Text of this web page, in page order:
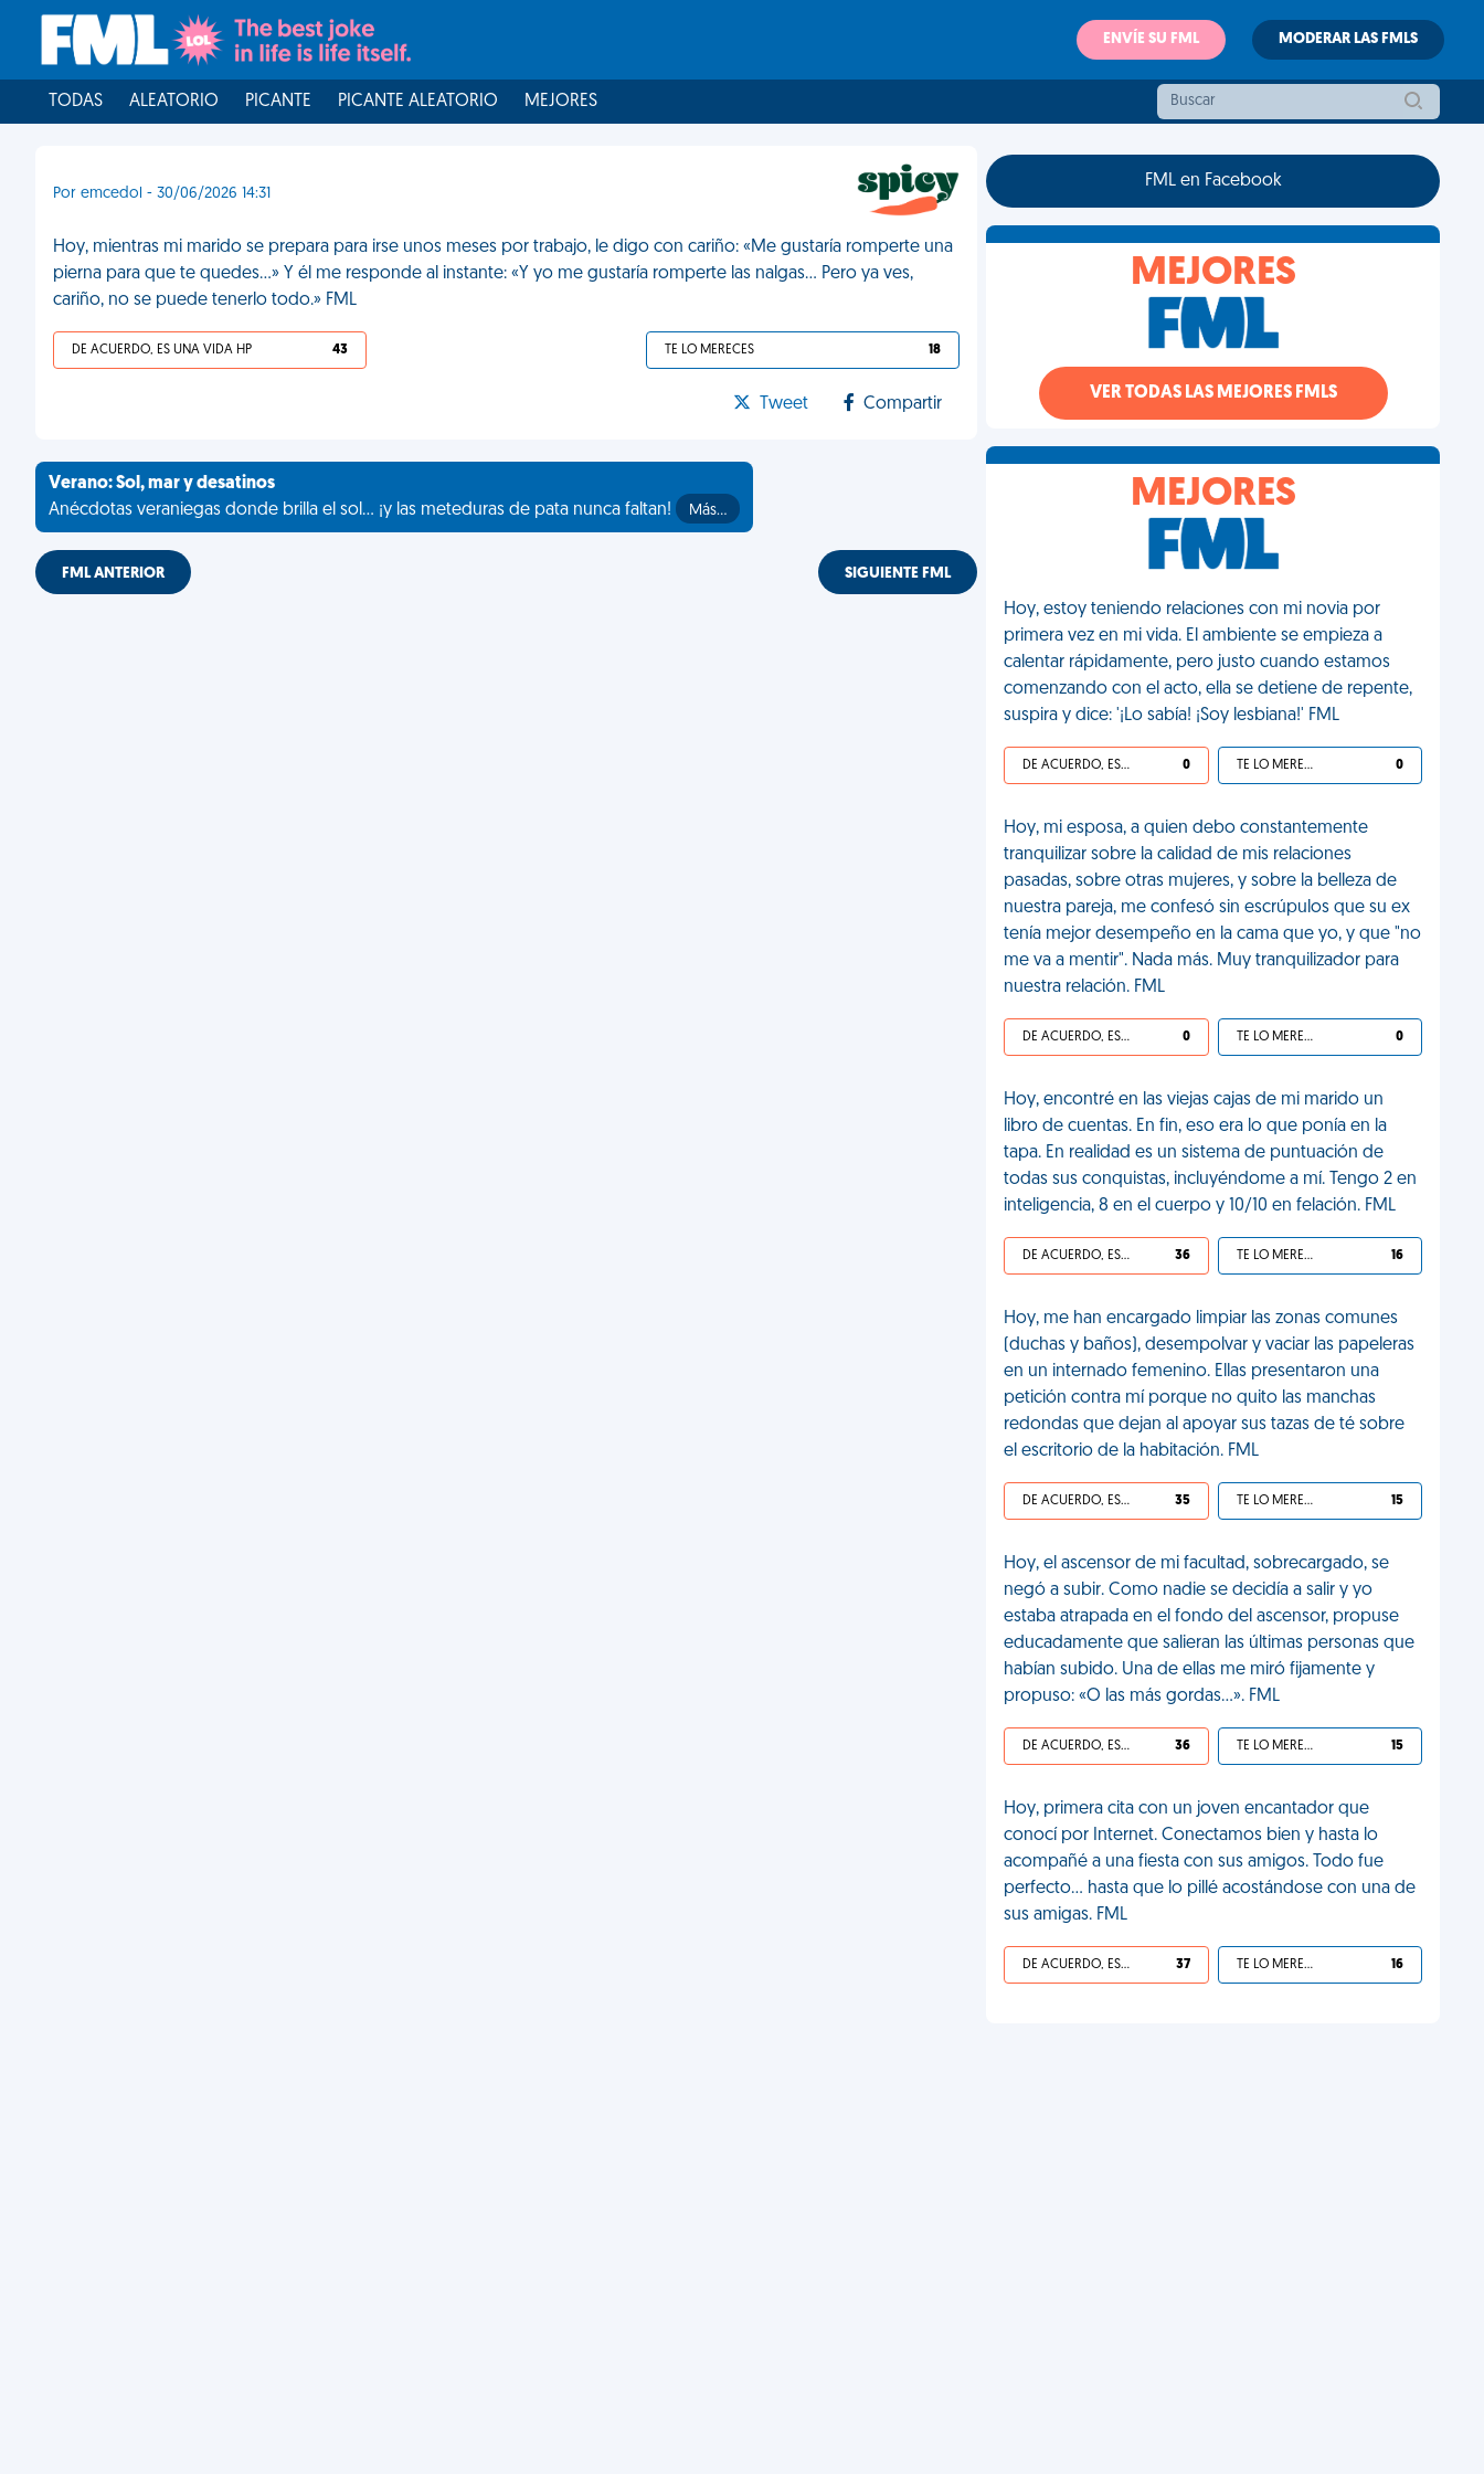
ENVÍE SU FML MODERAR LAS FMLS
TODAS ALEATORIO PICANTE PICANTE ALEATORIO MEJORES
Por emcedol - 30/06/2026 14:31
Hoy, mientras mi marido se prepara para irse unos meses por trabajo, le digo con cariño: «Me gustaría romperte una
pierna para que te quedes...» Y él me responde al instante: «Y yo me gustaría romperte las nalgas... Pero ya ves,
cariño, no se puede tenerlo todo.» FML
DE ACUERDO, ES UNA VIDA HP 43 TE LO MERECES 18
Tweet Compartir
Verano: Sol, mar y desatinos
Anécdotas veraniegas donde brilla el sol... ¡y las meteduras de pata nunca faltan!
Más…
FML ANTERIOR SIGUIENTE FML
FML en Facebook
MEJORES
VER TODAS LAS MEJORES FMLS
MEJORES
Hoy, estoy teniendo relaciones con mi novia por
primera vez en mi vida. El ambiente se empieza a
calentar rápidamente, pero justo cuando estamos
comenzando con el acto, ella se detiene de repente,
suspira y dice: '¡Lo sabía! ¡Soy lesbiana!' FML
DE ACUERDO, ES UNA VIDA HP 0 TE LO MERECES 0
Hoy, mi esposa, a quien debo constantemente
tranquilizar sobre la calidad de mis relaciones
pasadas, sobre otras mujeres, y sobre la belleza de
nuestra pareja, me confesó sin escrúpulos que su ex
tenía mejor desempeño en la cama que yo, y que "no
me va a mentir". Nada más. Muy tranquilizador para
nuestra relación. FML
DE ACUERDO, ES UNA VIDA HP 0 TE LO MERECES 0
Hoy, encontré en las viejas cajas de mi marido un
libro de cuentas. En fin, eso era lo que ponía en la
tapa. En realidad es un sistema de puntuación de
todas sus conquistas, incluyéndome a mí. Tengo 2 en
inteligencia, 8 en el cuerpo y 10/10 en felación. FML
DE ACUERDO, ES UNA VIDA HP 36 TE LO MERECES 16
Hoy, me han encargado limpiar las zonas comunes
(duchas y baños), desempolvar y vaciar las papeleras
en un internado femenino. Ellas presentaron una
petición contra mí porque no quito las manchas
redondas que dejan al apoyar sus tazas de té sobre
el escritorio de la habitación. FML
DE ACUERDO, ES UNA VIDA HP 35 TE LO MERECES 15
Hoy, el ascensor de mi facultad, sobrecargado, se
negó a subir. Como nadie se decidía a salir y yo
estaba atrapada en el fondo del ascensor, propuse
educadamente que salieran las últimas personas que
habían subido. Una de ellas me miró fijamente y
propuso: «O las más gordas...». FML
DE ACUERDO, ES UNA VIDA HP 36 TE LO MERECES 15
Hoy, primera cita con un joven encantador que
conocí por Internet. Conectamos bien y hasta lo
acompañé a una fiesta con sus amigos. Todo fue
perfecto... hasta que lo pillé acostándose con una de
sus amigas. FML
DE ACUERDO, ES UNA VIDA HP 37 TE LO MERECES 16